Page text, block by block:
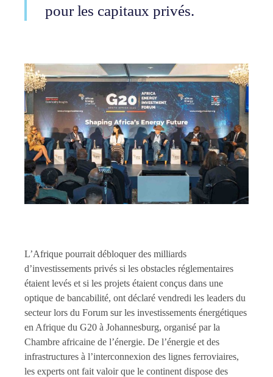
pour les capitaux privés.
L’Afrique pourrait débloquer des milliards
d’investissements privés si les obstacles réglementaires
étaient levés et si les projets étaient conçus dans une
optique de bancabilité, ont déclaré vendredi les leaders du
secteur lors du Forum sur les investissements énergétiques
en Afrique du G20 à Johannesburg, organisé par la
Chambre africaine de l’énergie. De l’énergie et des
infrastructures à l’interconnexion des lignes ferroviaires,
les experts ont fait valoir que le continent dispose des